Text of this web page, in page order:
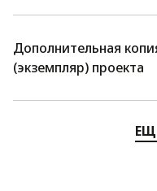
Дополнительная
(экземпляр) проекта